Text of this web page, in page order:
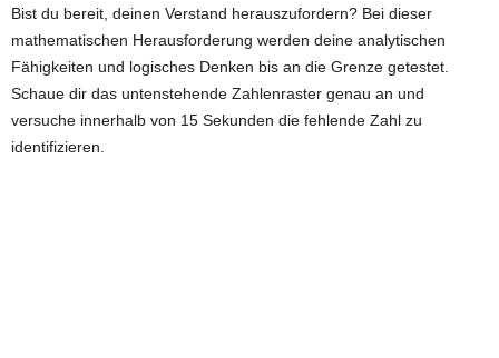
Bist du bereit, deinen Verstand herauszufordern? Bei dieser
mathematischen Herausforderung werden deine analytischen
Fähigkeiten und logisches Denken bis an die Grenze getestet.
Schaue dir das untenstehende Zahlenraster genau an und
versuche innerhalb von 15 Sekunden die fehlende Zahl zu
identifizieren.